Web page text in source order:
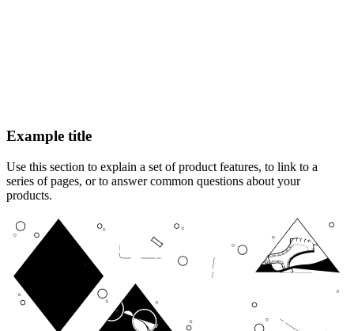
Example title
Use this section to explain a set of product features, to link to a
series of pages, or to answer common questions about your
products.